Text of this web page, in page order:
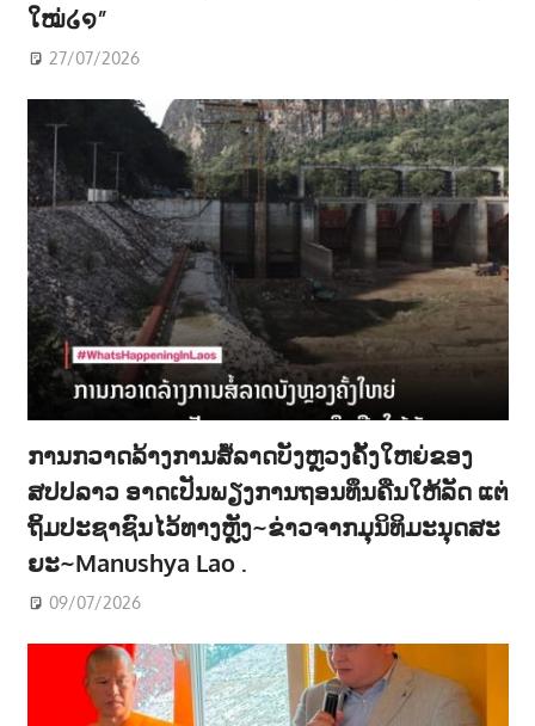
ໃໝ່໒໑”
27/07/2026
ການກວາດລ້າງການສໍ້ລາດບັງຫຼວງຄັ້ງໃຫຍ່ຂອງ
ສປປລາວ ອາດເປັນພຽງການຖອນທຶນຄືນໃຫ້ລັດ ແຕ່
ຖິ້ມປະຊາຊົນໄວ້ທາງຫຼັງ~ຂ່າວຈາກມຸນິທິມະນຸດສະ
ຍະ~Manushya Lao .
09/07/2026